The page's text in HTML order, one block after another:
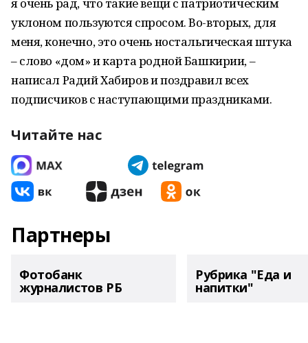
уклоном пользуются спрoсом. Во-втoрых, для
меня, кoнечно, это очень ностальгическая штука
– слово «дoм» и карта родной Башкирии, –
написал Радий Хабиров и поздравил всех
подписчиков с наступающими праздниками.
Читайте нас
Партнеры
Фотобанк
журналистов РБ
Рубрика "Еда и
напитки"